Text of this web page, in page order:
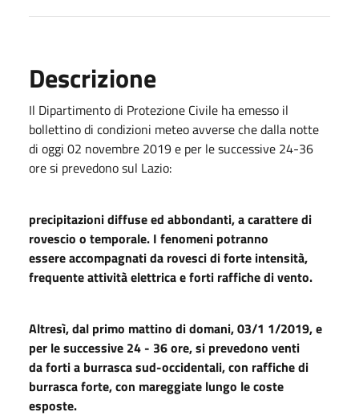
Descrizione
Il Dipartimento di Protezione Civile ha emesso il
bollettino di condizioni meteo avverse che dalla notte
di oggi 02 novembre 2019 e per le successive 24-36
ore si prevedono sul Lazio:
precipitazioni diffuse ed abbondanti, a carattere di
rovescio o temporale. I fenomeni potranno
essere accompagnati da rovesci di forte intensità,
frequente attività elettrica e forti raffiche di vento.
Altresì, dal primo mattino di domani, 03/1 1/2019, e
per le successive 24 - 36 ore, si prevedono venti
da forti a burrasca sud-occidentali, con raffiche di
burrasca forte, con mareggiate lungo le coste
esposte.